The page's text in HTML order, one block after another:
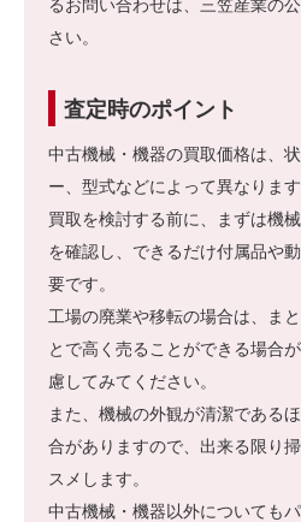
るお問い合わせは、三笠産業の
さい。
査定時のポイント
中古機械・機器の買取価格は、
ー、型式などによって異なります
買取を検討する前に、まずは機
を確認し、できるだけ付属品や
要です。
工場の廃業や移転の場合は、ま
とで高く売ることができる場合
慮してみてください。
また、機械の外観が清潔である
合がありますので、出来る限り
スメします。
中古機械・機器以外についても